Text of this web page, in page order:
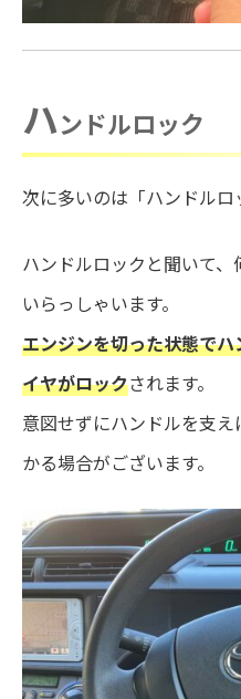
ハンドルロック
次に多いのは「ハンドルロ
ハンドルロックと聞いて
いらっしゃいます。
エンジンを切った状態で
イヤがロックされます。
意図せずにハンドルを支
かる場合がございます。